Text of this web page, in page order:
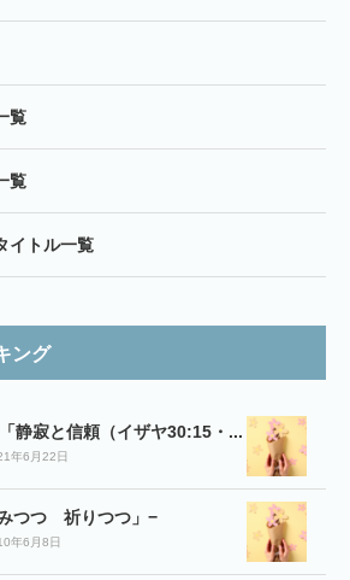
覧
覧
イトル一覧
ング
静寂と信頼（イザヤ30:15・...
年6月22日
つつ 祈りつつ」−
年6月8日